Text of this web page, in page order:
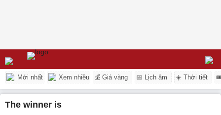
Mới nhất Xem nhiều 💰 Giá vàng 📅 Lịch âm ☀️ Thời tiết
the winner is